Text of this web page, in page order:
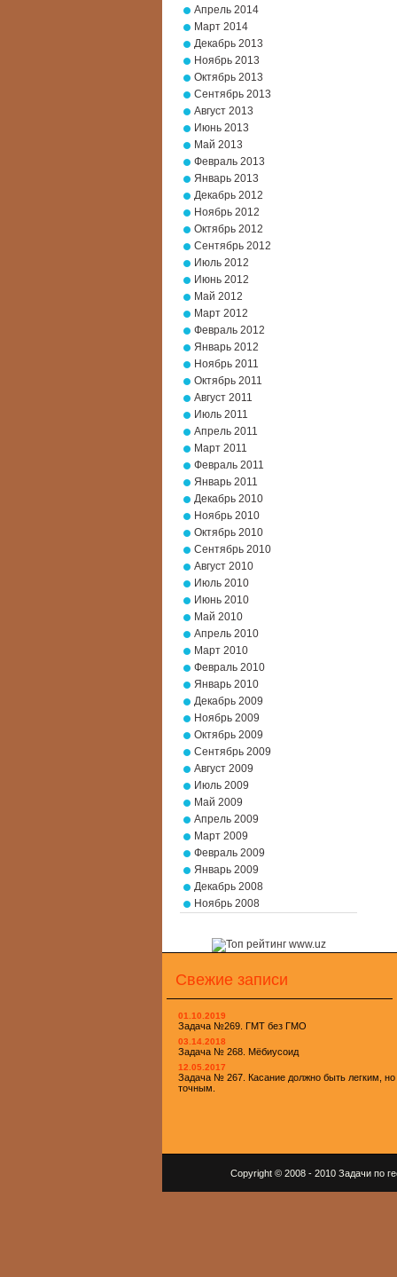
Апрель 2014
Март 2014
Декабрь 2013
Ноябрь 2013
Октябрь 2013
Сентябрь 2013
Август 2013
Июнь 2013
Май 2013
Февраль 2013
Январь 2013
Декабрь 2012
Ноябрь 2012
Октябрь 2012
Сентябрь 2012
Июль 2012
Июнь 2012
Май 2012
Март 2012
Февраль 2012
Январь 2012
Ноябрь 2011
Октябрь 2011
Август 2011
Июль 2011
Апрель 2011
Март 2011
Февраль 2011
Январь 2011
Декабрь 2010
Ноябрь 2010
Октябрь 2010
Сентябрь 2010
Август 2010
Июль 2010
Июнь 2010
Май 2010
Апрель 2010
Март 2010
Февраль 2010
Январь 2010
Декабрь 2009
Ноябрь 2009
Октябрь 2009
Сентябрь 2009
Август 2009
Июль 2009
Май 2009
Апрель 2009
Март 2009
Февраль 2009
Январь 2009
Декабрь 2008
Ноябрь 2008
Свежие записи
01.10.2019
Задача №269. ГМТ без ГМО
03.14.2018
Задача № 268. Мёбиусоид
12.05.2017
Задача № 267. Касание должно быть легким, но
точным.
Copyright © 2008 - 2010 Задачи по